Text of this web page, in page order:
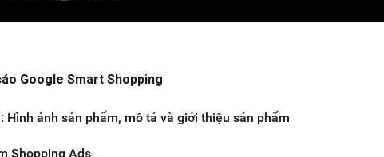
Google Smart Shopping
Hình ảnh sản phẩm, mô tả và giới thiệu sản phẩm
Shopping Ads